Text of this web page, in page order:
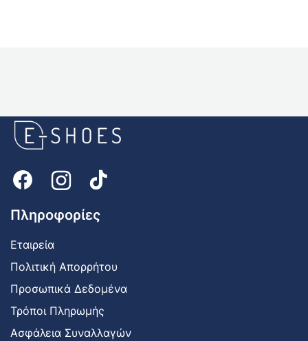
Πληροφορίες
Εταιρεία
Πολιτική Απορρήτου
Προσωπικά Δεδομένα
Τρόποι Πληρωμής
Ασφάλεια Συναλλαγών